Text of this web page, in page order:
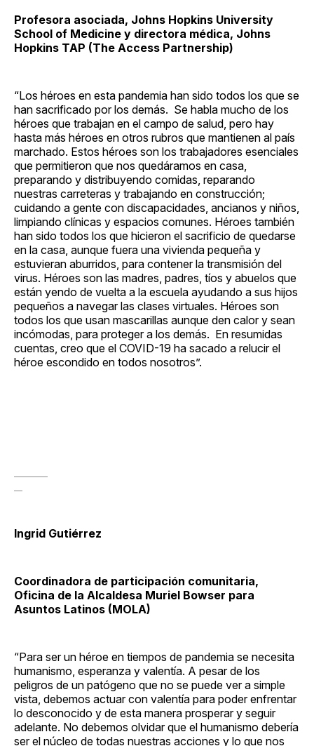
Profesora asociada, Johns Hopkins University
School of Medicine y directora médica, Johns
Hopkins TAP (The Access Partnership)
“Los héroes en esta pandemia han sido todos los que se
han sacrificado por los demás. Se habla mucho de los
héroes que trabajan en el campo de salud, pero hay
hasta más héroes en otros rubros que mantienen al país
marchado. Estos héroes son los trabajadores esenciales
que permitieron que nos quedáramos en casa,
preparando y distribuyendo comidas, reparando
nuestras carreteras y trabajando en construcción;
cuidando a gente con discapacidades, ancianos y niños,
limpiando clínicas y espacios comunes. Héroes también
han sido todos los que hicieron el sacrificio de quedarse
en la casa, aunque fuera una vivienda pequeña y
estuvieran aburridos, para contener la transmisión del
virus. Héroes son las madres, padres, tíos y abuelos que
están yendo de vuelta a la escuela ayudando a sus hijos
pequeños a navegar las clases virtuales. Héroes son
todos los que usan mascarillas aunque den calor y sean
incómodas, para proteger a los demás. En resumidas
cuentas, creo que el COVID-19 ha sacado a relucir el
héroe escondido en todos nosotros”.
Ingrid Gutiérrez
Coordinadora de participación comunitaria,
Oficina de la Alcaldesa Muriel Bowser para
Asuntos Latinos (MOLA)
“Para ser un héroe en tiempos de pandemia se necesita
humanismo, esperanza y valentía. A pesar de los
peligros de un patógeno que no se puede ver a simple
vista, debemos actuar con valentía para poder enfrentar
lo desconocido y de esta manera prosperar y seguir
adelante. No debemos olvidar que el humanismo debería
ser el núcleo de todas nuestras acciones y lo que nos